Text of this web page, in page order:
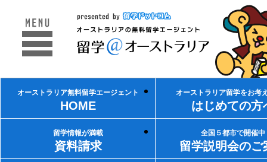
オーストラリア無料留学エージェント
HOME
オーストラリア留学をお考
はじめての方
留学情報が満載
資料請求
全国５都市で開催中
留学説明会のご